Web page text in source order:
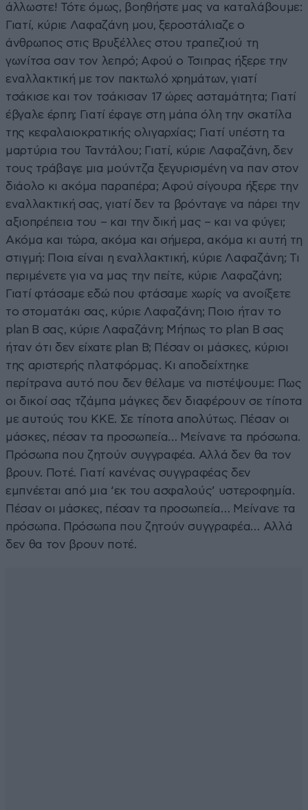
άλλωστε! Τότε όμως, βοηθήστε μας να καταλάβουμε:
Γιατί, κύριε Λαφαζάνη μου, ξεροστάλιαζε ο
άνθρωπος στις Βρυξέλλες στου τραπεζιού τη
γωνίτσα σαν τον λεπρό; Αφού ο Τσιπρας ήξερε την
εναλλακτική με τον πακτωλό χρημάτων, γιατί
τσάκισε και τον τσάκισαν 17 ώρες ασταμάτητα; Γιατί
έβγαλε έρπη; Γιατί έφαγε στη μάπα όλη την σκατίλα
της κεφαλαιοκρατικής ολιγαρχίας; Γιατί υπέστη τα
μαρτύρια του Ταντάλου; Γιατί, κύριε Λαφαζάνη, δεν
τους τράβαγε μια μούντζα ξεγυρισμένη να παν στον
διάολο κι ακόμα παραπέρα; Αφού σίγουρα ήξερε την
εναλλακτική σας, γιατί δεν τα βρόνταγε να πάρει την
αξιοπρέπεια του – και την δική μας – και να φύγει;
Ακόμα και τώρα, ακόμα και σήμερα, ακόμα κι αυτή τη
στιγμή: Ποια είναι η εναλλακτική, κύριε Λαφαζάνη; Τι
περιμένετε για να μας την πείτε, κύριε Λαφαζάνη;
Γιατί φτάσαμε εδώ που φτάσαμε χωρίς να ανοίξετε
το στοματάκι σας, κύριε Λαφαζάνη; Ποιο ήταν το
plan B σας, κύριε Λαφαζάνη; Μήπως το plan B σας
ήταν ότι δεν είχατε plan B; Πέσαν οι μάσκες, κύριοι
της αριστερής πλατφόρμας. Κι αποδείχτηκε
περίτρανα αυτό που δεν θέλαμε να πιστέψουμε: Πως
οι δικοί σας τζάμπα μάγκες δεν διαφέρουν σε τίποτα
με αυτούς του ΚΚΕ. Σε τίποτα απολύτως. Πέσαν οι
μάσκες, πέσαν τα προσωπεία… Μείνανε τα πρόσωπα.
Πρόσωπα που ζητούν συγγραφέα. Αλλά δεν θα τον
βρουν. Ποτέ. Γιατί κανένας συγγραφέας δεν
εμπνέεται από μια ‘εκ του ασφαλούς’ υστεροφημία.
Πέσαν οι μάσκες, πέσαν τα προσωπεία… Μείνανε τα
πρόσωπα. Πρόσωπα που ζητούν συγγραφέα… Αλλά
δεν θα τον βρουν ποτέ.